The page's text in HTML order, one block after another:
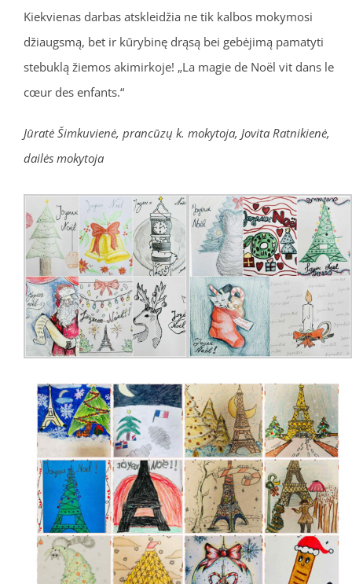
Kiekvienas darbas atskleidžia ne tik kalbos mokymosi
džiaugsmą, bet ir kūrybinę drąsą bei gebėjimą pamatyti
stebuklą žiemos akimirkoje! „La magie de Noël vit dans le
cœur des enfants.“
Jūratė Šimkuvienė, prancūzų k. mokytoja, Jovita Ratnikienė,
dailės mokytoja